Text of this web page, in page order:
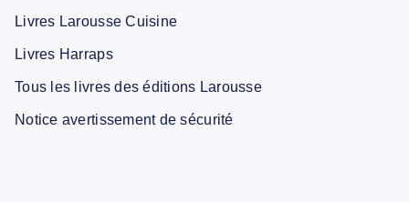
Livres Larousse Cuisine
Livres Harraps
Tous les livres des éditions Larousse
Notice avertissement de sécurité